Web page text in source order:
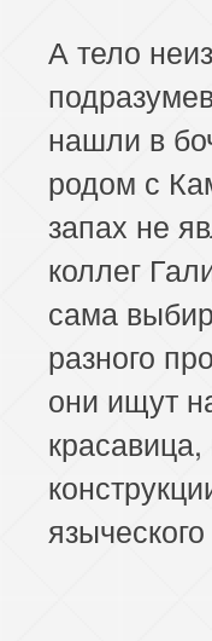
А тело
нашли в
родом с
запах не
коллег
сама
разного
они ищут